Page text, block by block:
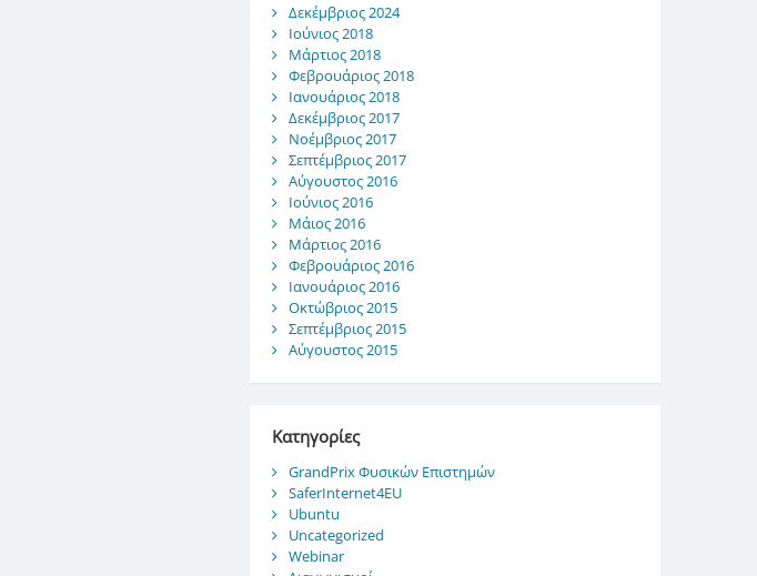
Δεκέμβριος 2024
Ιούνιος 2018
Μάρτιος 2018
Φεβρουάριος 2018
Ιανουάριος 2018
Δεκέμβριος 2017
Νοέμβριος 2017
Σεπτέμβριος 2017
Αύγουστος 2016
Ιούνιος 2016
Μάιος 2016
Μάρτιος 2016
Φεβρουάριος 2016
Ιανουάριος 2016
Οκτώβριος 2015
Σεπτέμβριος 2015
Αύγουστος 2015
Kατηγορίες
GrandPrix Φυσικών Επιστημών
SaferInternet4EU
Ubuntu
Uncategorized
Webinar